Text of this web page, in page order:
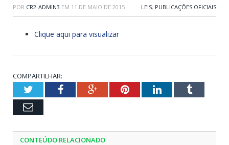
POR CR2-ADMIN3 EM 11 DE MAIO DE 2015 LEIS, PUBLICAÇÕES OFICIAIS
Clique aqui para visualizar
COMPARTILHAR:
TwitterFacebookGoogle+PinterestLinkedInTumblr
Email
CONTEÚDO RELACIONADO